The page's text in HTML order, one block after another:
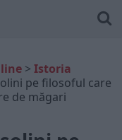
> Istoria
pe filosoful care
de măgari